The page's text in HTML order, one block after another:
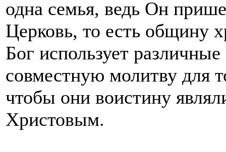
одна семья, ведь Он
Церковь, то есть общину
Бог использует
совместную молитву для
чтобы они воистину
Христовым.